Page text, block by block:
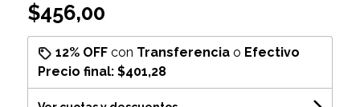
$456,00
12% OFFcon Transferenciao Efectivo
Precio final: $401,28